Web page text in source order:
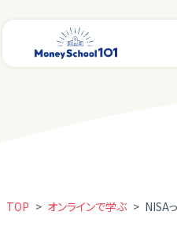
TOP > オンラインで学ぶ > NISA